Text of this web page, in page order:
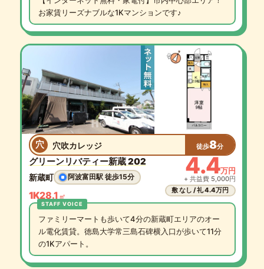
お家賃リーズナブルな1Kマンションです♪
穴 穴吹カレッジ 徒歩8分
グリーンリバティー新蔵 202
新蔵町 阿波富田駅 徒歩15分
1K28.1 ㎡
4.4万円
+ 共益費 5,000円
敷 なし / 礼 4.4万円
ファミリーマートも歩いて4分の新蔵町エリアのオー
ル電化賃貸。徳島大学常三島石碑横入口が歩いて11分
の1Kアパート。